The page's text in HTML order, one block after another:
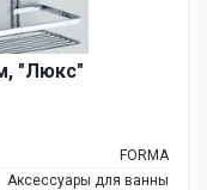
"Люкс"
FORMA
Аксессуары для ванны